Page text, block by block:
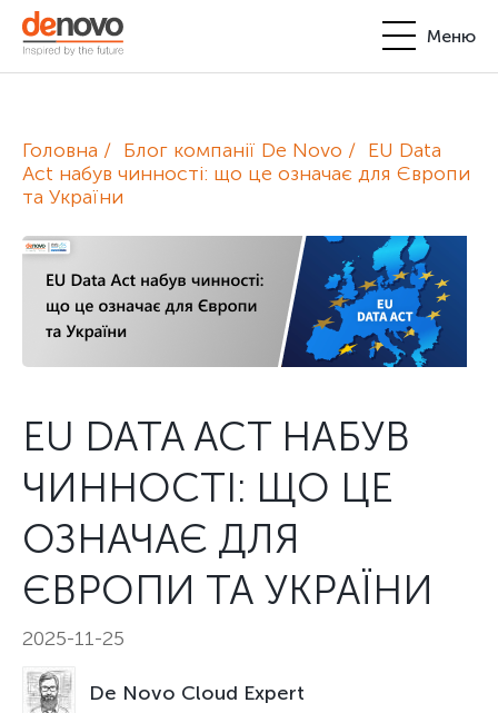
Меню
De Novo
Блог
Контакти
+380-44-200-93-39
Головна Блог компанії De Novo
EU Data
Act набув чинності: що це означає для Європи
та України
EU DATA ACT НАБУВ
ЧИННОСТІ: ЩО ЦЕ
ОЗНАЧАЄ ДЛЯ
ЄВРОПИ ТА УКРАЇНИ
2025-11-25
De Novo Cloud Expert